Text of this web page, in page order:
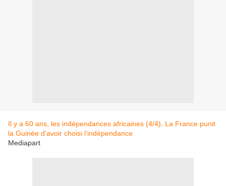
Il y a 60 ans, les indépendances africaines (4/4)
La France punit
la Guinée d’avoir choisi l’indépendance
Mediapart